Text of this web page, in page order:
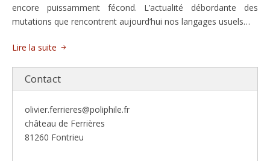
encore puissamment fécond. L’actualité débordante des
mutations que rencontrent aujourd’hui nos langages usuels…
Lire la suite
Contact
olivier.ferrieres@poliphile.fr
château de Ferrières
81260 Fontrieu